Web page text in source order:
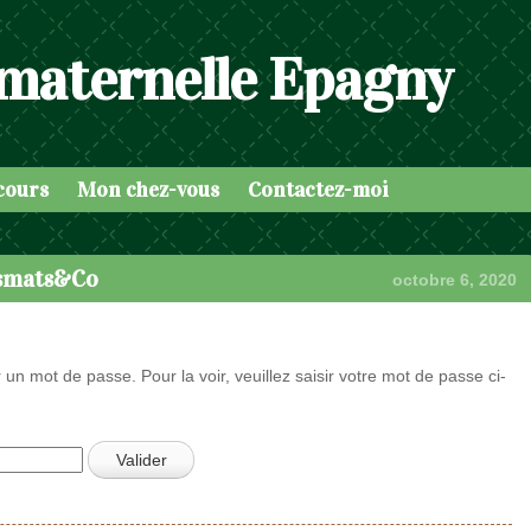
Epagny
Mon chez-vous Contactez-moi
octobre 6, 2020
mot de passe. Pour la voir, veuillez saisir votre mot de passe ci-